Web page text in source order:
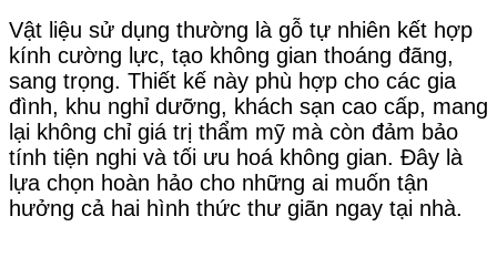
Vật liệu sử dụng thường là gỗ tự nhiên kết hợp
kính cường lực, tạo không gian thoáng đãng,
sang trọng. Thiết kế này phù hợp cho các gia
đình, khu nghỉ dưỡng, khách sạn cao cấp, mang
lại không chỉ giá trị thẩm mỹ mà còn đảm bảo
tính tiện nghi và tối ưu hoá không gian. Đây là
lựa chọn hoàn hảo cho những ai muốn tận
hưởng cả hai hình thức thư giãn ngay tại nhà.